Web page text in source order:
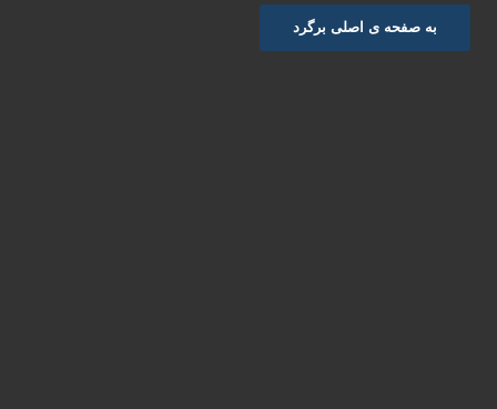
به صفحه ی اصلی برگرد